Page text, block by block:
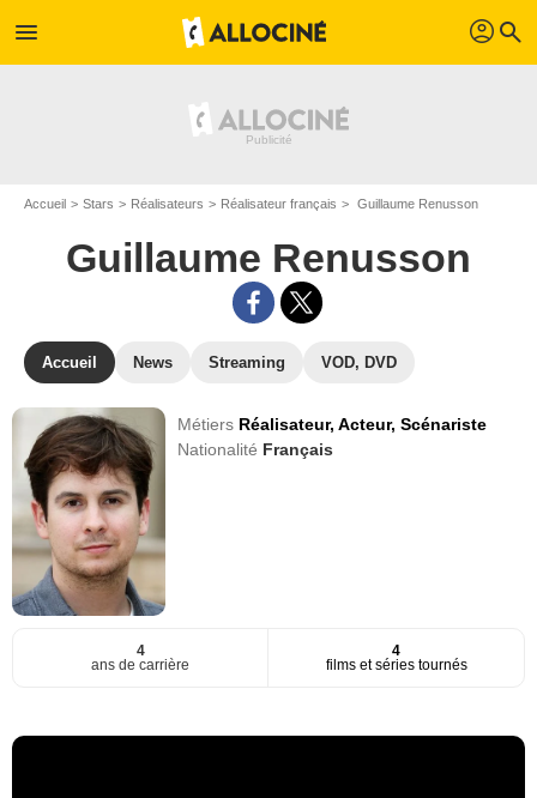
menu profil search
Accueil Stars Réalisateurs Réalisateur français Guillaume Renusson
Guillaume Renusson
Accueil News Streaming VOD, DVD
Métiers Réalisateur,Acteur,Scénariste
Nationalité Français
4
ans de carrière
4
films et séries tournés